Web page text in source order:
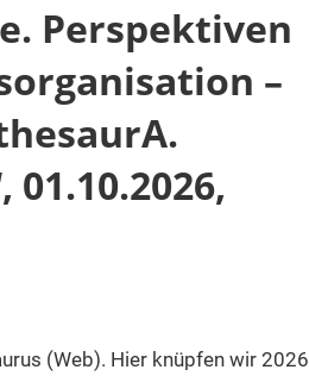
Perspektiven
–
(Web). Hier knüpfen wir 2026